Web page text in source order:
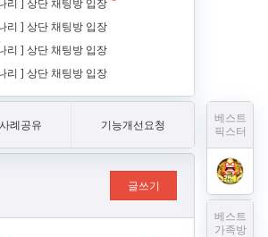
리 ] 상단 채팅방 입장
리 ] 상단 채팅방 입장
리 ] 상단 채팅방 입장
리 ] 상단 채팅방 입장
베스트
픽스터
베스트
가족방
례공유 기능개선요청
글쓰기